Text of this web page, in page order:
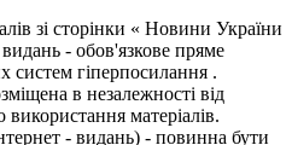
зі сторінки « Новини України
видань - обов'язкове пряме
систем гіперпосилання .
в незалежності від
матеріалів.
- видань) - повинна бути